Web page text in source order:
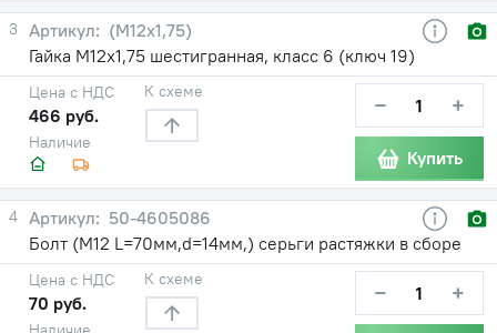
3
(М12х1,75)
Гайка М12х1,75 шестигранная, класс 6 (ключ 19)
Наличие
Цена с НДС
466 руб.
К схеме − +
Купить
4
50-4605086
Болт (М12 L=70мм,d=14мм,) серьги растяжки в сборе
Цена с НДС
70 руб.
К схеме − +